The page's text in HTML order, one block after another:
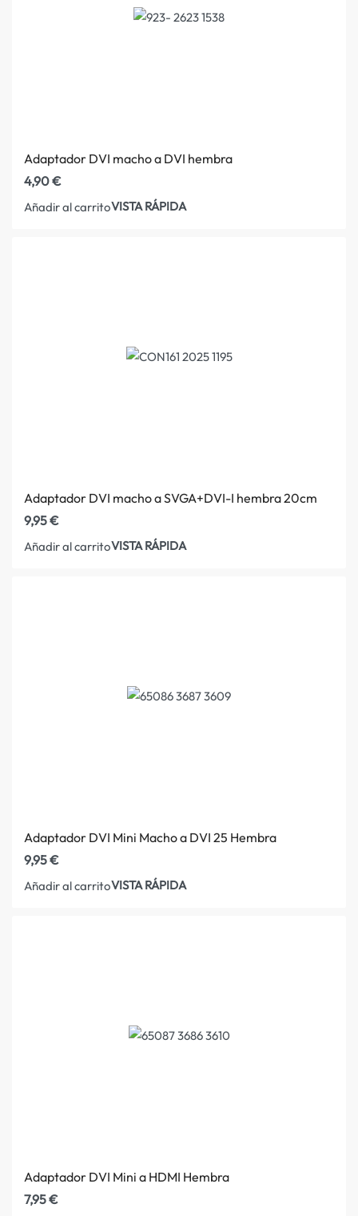
Adaptador DVI macho a DVI hembra
4,90€
Añadir al carritoVISTA RÁPIDA
Adaptador DVI macho a SVGA+DVI-I hembra 20cm
9,95€
Añadir al carritoVISTA RÁPIDA
Adaptador DVI Mini Macho a DVI 25 Hembra
9,95€
Añadir al carritoVISTA RÁPIDA
Adaptador DVI Mini a HDMI Hembra
7,95€